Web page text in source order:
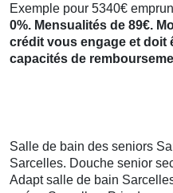
Exemple pour 5340€
0%. Mensualités de 89€.
crédit vous engage et doit
capacités de
Salle de bain des seniors
Sarcelles. Douche senior
Adapt salle de bain